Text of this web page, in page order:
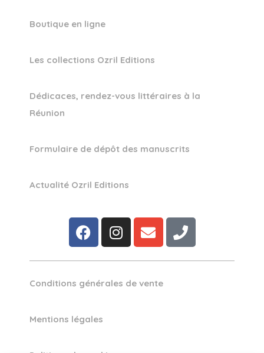
Boutique en ligne
Les collections Ozril Editions
Dédicaces, rendez-vous littéraires à la
Réunion
Formulaire de dépôt des manuscrits
Actualité Ozril Editions
Conditions générales de vente
Mentions légales